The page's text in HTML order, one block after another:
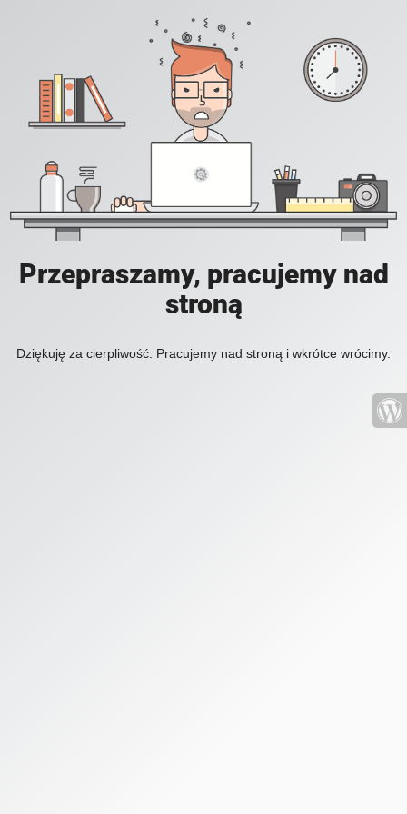
Przepraszamy, pracujemy nad
stroną
Dziękuję za cierpliwość. Pracujemy nad stroną i wkrótce wrócimy.